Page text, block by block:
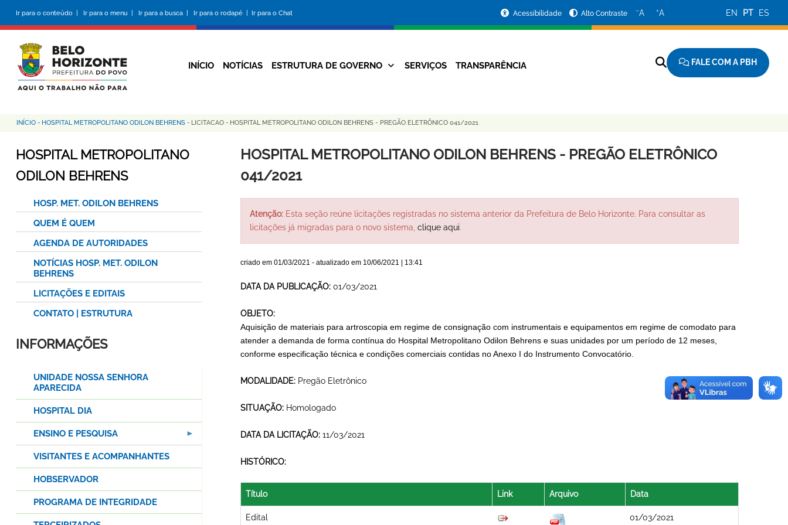
conteúdo
principal
Ir para o conteúdo | Ir para o menu | Ir para a busca | Ir para o rodapé | Ir para o Chat
da
Prefeitura
Acessibilidade Alto Contraste −A +A EN PT ES
Navegação
INÍCIO NOTÍCIAS ESTRUTURA DE GOVERNO SERVIÇOS TRANSPARÊNCIA FALE COM A PBH
Trilha
de
navegação
INÍCIO - HOSPITAL METROPOLITANO ODILON BEHRENS - LICITACAO - HOSPITAL METROPOLITANO ODILON BEHRENS - PREGÃO ELETRÔNICO 041/2021
HOSPITAL METROPOLITANO ODILON BEHRENS - PREGÃO ELETRÔNICO
041/2021
Atenção:Esta seção reúne licitações registradas no sistema anterior da Prefeitura de Belo Horizonte. Para consultar as
licitações já migradas para o novo sistema, clique aqui.
criado em 01/03/2021 - atualizado em 10/06/2021 | 13:41
DATA DA PUBLICAÇÃO: 01/03/2021
OBJETO:
Aquisição de materiais para artroscopia em regime de consignação com instrumentais e equipamentos em regime de comodato para
atender a demanda de forma contínua do Hospital Metropolitano Odilon Behrens e suas unidades por um período de 12 meses,
conforme especificação técnica e condições comerciais contidas no Anexo I do Instrumento Convocatório.
MODALIDADE: Pregão Eletrônico
SITUAÇÃO: Homologado
DATA DA LICITAÇÃO: 11/03/2021
HISTÓRICO:
Título Link Arquivo Data
Edital 01/03/2021
HOSPITAL METROPOLITANO
ODILON BEHRENS
HOSP. MET. ODILON BEHRENS
QUEM É QUEM
AGENDA DE AUTORIDADES
NOTÍCIAS HOSP. MET. ODILON
BEHRENS
LICITAÇÕES E EDITAIS
CONTATO | ESTRUTURA
INFORMAÇÕES
UNIDADE NOSSA SENHORA
APARECIDA
HOSPITAL DIA
ENSINO E PESQUISA
VISITANTES E ACOMPANHANTES
HOBSERVADOR
PROGRAMA DE INTEGRIDADE